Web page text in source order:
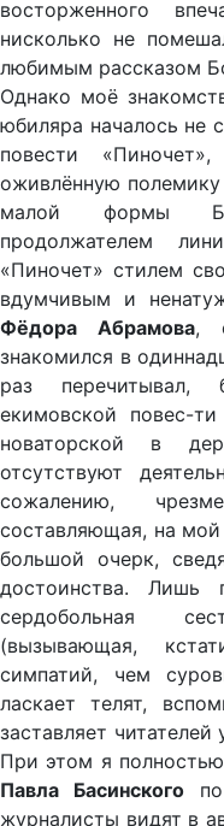
восторженного
нисколько не
любимым рассказом
Однако моё
юбиляра началось не
повести
оживлённую полемику
малой формы
продолжателем
«Пиночет» стилем
вдумчивым и
Фёдора Абрамова,
знакомился в
раз перечитывал,
екимовской повес-
новаторской в
отсутствуют
сожалению,
составляющая, на мой
большой очерк,
достоинства. Лишь
сердобольная
(вызывающая,
симпатий, чем
ласкает телят,
заставляет
При этом я
Павла Басинского
журналисты видят в